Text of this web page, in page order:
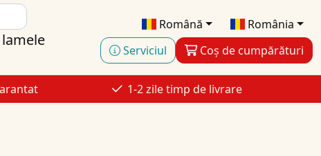
Română
România
Serviciul
Coș de cumpărături
lamele
1-2 zile timp de livrare